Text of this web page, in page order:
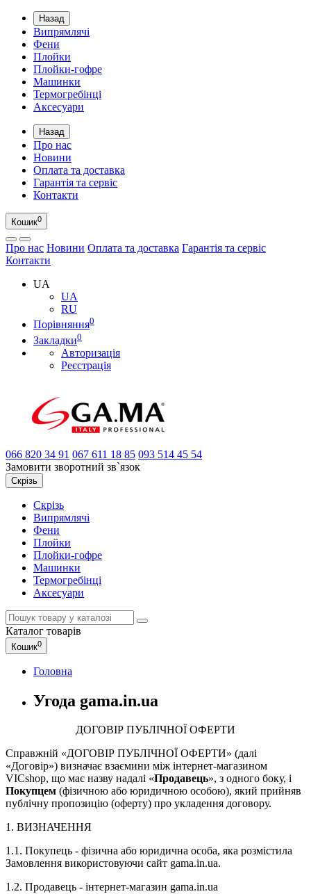
Назад
Випрямлячі
Фени
Плойки
Плойки-гофре
Машинки
Термогребінці
Аксесуари
Назад
Про нас
Новини
Оплата та доставка
Гарантія та сервіс
Контакти
Кошик0
Про нас Новини Оплата та доставка Гарантія та сервіс
Контакти
UA
UA
RU
Порівняння0
Закладки0
Авторизація
Реєстрація
066 820 34 91 067 611 18 85 093 514 45 54
Замовити зворотний зв`язок
Скрізь
Скрізь
Випрямлячі
Фени
Плойки
Плойки-гофре
Машинки
Термогребінці
Аксесуари
Каталог товарів
Кошик0
Головна
Угода gama.in.ua
ДОГОВІР ПУБЛІЧНОЇ ОФЕРТИ
Справжній «ДОГОВІР ПУБЛІЧНОЇ ОФЕРТИ» (далі
«Договір») визначає взаємини між інтернет-магазином
VICshop, що має назву надалі «Продавець», з одного боку, і
Покупцем (фізичною або юридичною особою), який прийняв
публічну пропозицію (оферту) про укладення договору.
1. ВИЗНАЧЕННЯ
1.1. Покупець - фізична або юридична особа, яка розмістила
Замовлення використовуючи сайт gama.in.ua.
1.2. Продавець - інтернет-магазин gama.in.ua